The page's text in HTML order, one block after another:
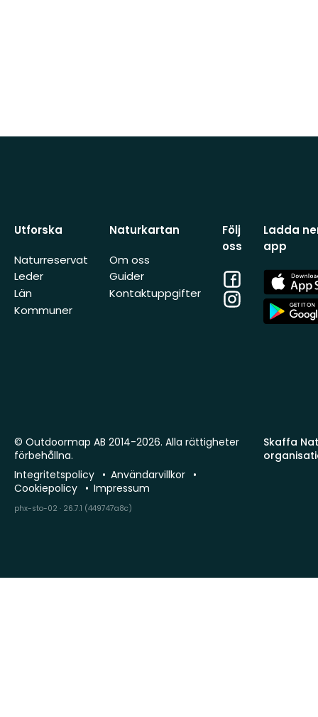
Utforska
Naturreservat
Leder
Län
Kommuner
Naturkartan
Om oss
Guider
Kontaktuppgifter
Följ
oss
Facebook
Instagram
Ladda
app
App
Store
App
Store
Skaffa
© Outdoormap AB 2014-2026. Alla rättigheter
förbehållna.
Integritetspolicy
Användarvillkor
Cookiepolicy
Impressum
phx-sto-02 · 26.7.1 (449747a8c)